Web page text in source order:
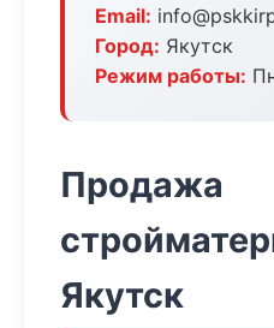
Email:
Город: Якутск
Режим работы:
Продажа
Якутск